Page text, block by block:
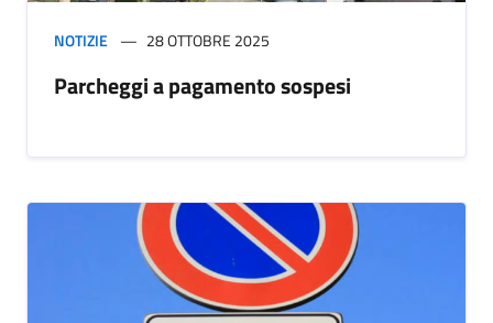
NOTIZIE 28 OTTOBRE 2025
Parcheggi a pagamento sospesi